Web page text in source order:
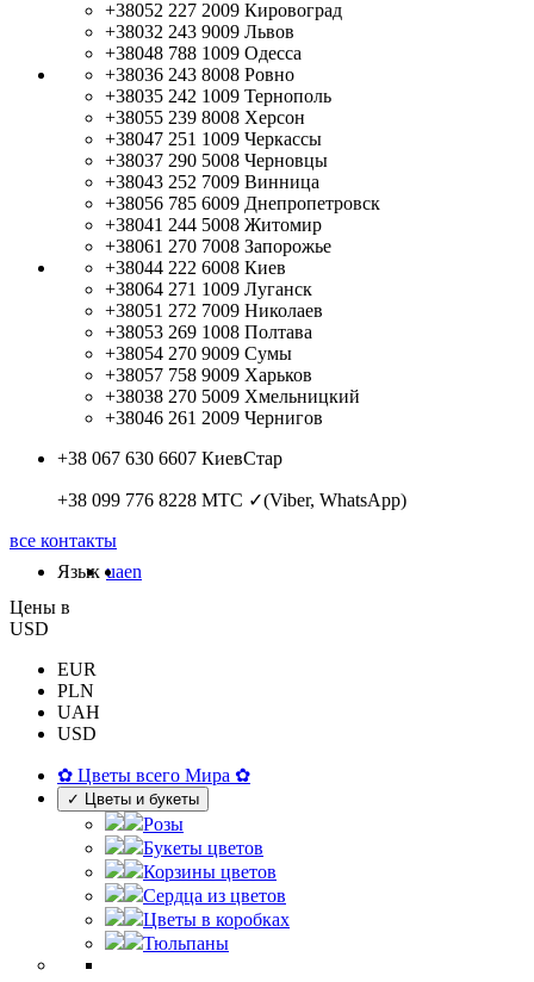
+38052 227 2009 Кировоград
+38032 243 9009 Львов
+38048 788 1009 Одесса
+38036 243 8008 Ровно
+38035 242 1009 Тернополь
+38055 239 8008 Херсон
+38047 251 1009 Черкассы
+38037 290 5008 Черновцы
+38043 252 7009 Винница
+38056 785 6009 Днепропетровск
+38041 244 5008 Житомир
+38061 270 7008 Запорожье
+38044 222 6008 Киев
+38064 271 1009 Луганск
+38051 272 7009 Николаев
+38053 269 1008 Полтава
+38054 270 9009 Сумы
+38057 758 9009 Харьков
+38038 270 5009 Хмельницкий
+38046 261 2009 Чернигов
+38 067 630 6607 КиевСтар
+38 099 776 8228 МТС ✓(Viber, WhatsApp)
все контакты
Язык uaen
Цены в
USD
EUR
PLN
UAH
USD
✿ Цветы всего Мира ✿
✓ Цветы и букеты
Розы
Букеты цветов
Корзины цветов
Сердца из цветов
Цветы в коробках
Тюльпаны